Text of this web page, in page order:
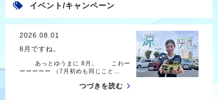
イベント/キャンペーン
2026.08.01
8月ですね。
あっとゆうまに 8月。 こわー
ーーーーー （7月初めも同じこと…
つづきを読む